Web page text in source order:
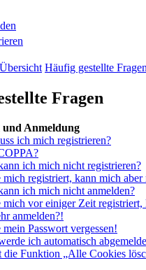
Häufig gestellte Fragen
Fragen
Anmeldung
ich mich registrieren?
ich mich nicht registrieren?
mich registriert, kann mich aber
ich mich nicht anmelden?
mich vor einiger Zeit registriert,
anmelden?!
mein Passwort vergessen!
ich automatisch
die Funktion „Alle Cookies